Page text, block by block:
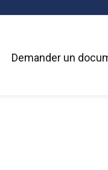
Demander un